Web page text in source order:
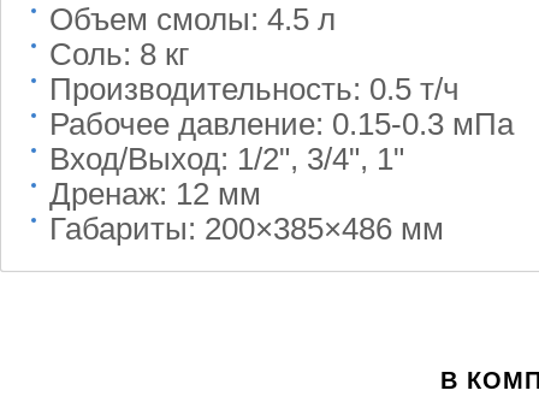
Объем смолы: 4.5 л
Соль: 8 кг
Производительность: 0.5 т/ч
Рабочее давление: 0.15-0.3 мПа
Вход/Выход: 1/2", 3/4", 1"
Дренаж: 12 мм
Габариты: 200×385×486 мм
В